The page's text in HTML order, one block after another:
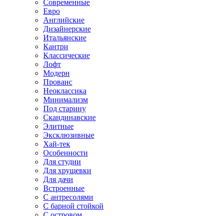
Современные
Евро
Английские
Дизайнерские
Итальянские
Кантри
Классические
Лофт
Модерн
Прованс
Неоклассика
Минимализм
Под старину
Скандинавские
Элитные
Эксклюзивные
Хай-тек
Особенности
Для студии
Для хрущевки
Для дачи
Встроенные
С антресолями
С барной стойкой